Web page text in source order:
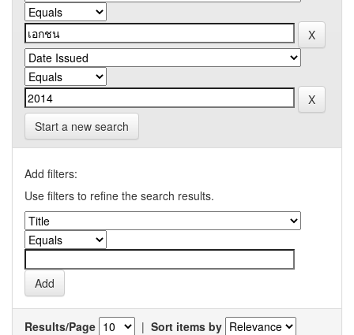
Start a new search
Add filters:
Use filters to refine the search results.
Results/Page | Sort items by